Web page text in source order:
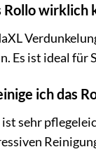
Rollo
Es ist ideal für
ich das
sehr